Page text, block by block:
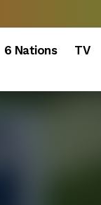
6 Nations TV